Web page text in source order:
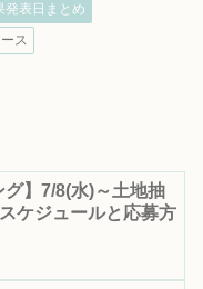
発表日まとめ
ス
グ】7/8(水)～土地抽
ケジュールと応募方